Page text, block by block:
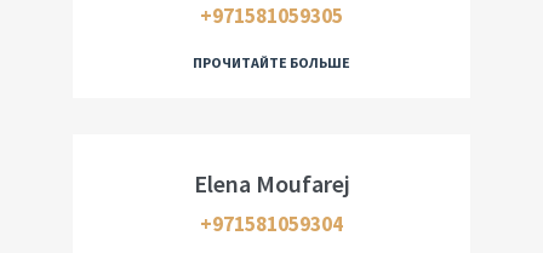
+971581059305
ПРОЧИТАЙТЕ БОЛЬШЕ
Брокер по недвижимости
Elena Moufarej
+971581059304